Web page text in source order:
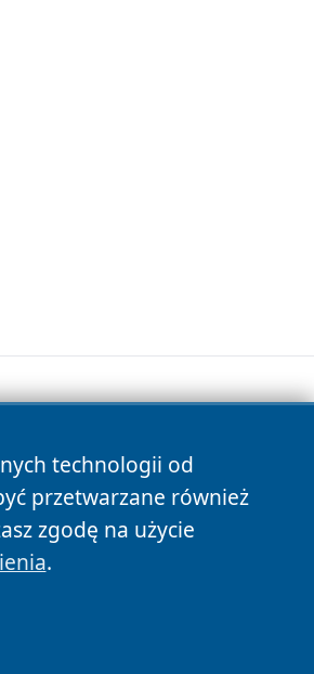
technologii od
przetwarzane również
zgodę na użycie
.